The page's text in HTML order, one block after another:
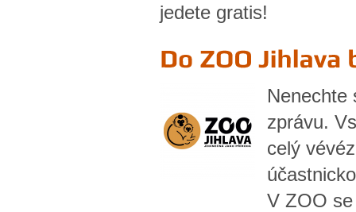
jedete gratis!
Nenechte
zprávu.
celý
V ZOO